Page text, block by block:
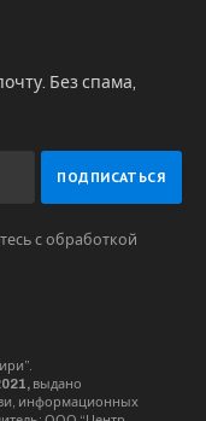
Без спама,
с обработкой
выдано
информационных